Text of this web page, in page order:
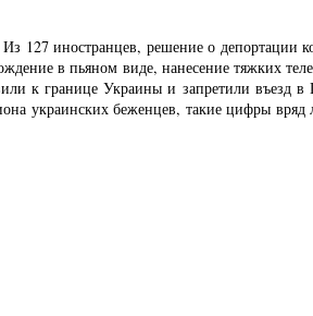
иностранцев, решение о депортации
в пьяном виде, нанесение тяжких
к границе Украины и запретили въезд
украинских беженцев, такие цифры